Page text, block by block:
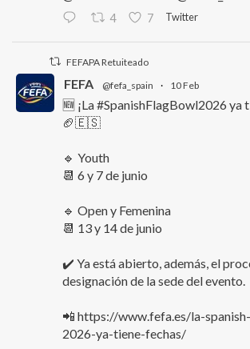
4 7 Twitter
FEFAPA Retuiteado
FEFA @fefa_spain · 10 Feb
🆕 ¡La #SpanishFlagBowl2026 ya
🏈🇪🇸
🔹 Youth
📆 6 y 7 de junio
🔹 Open y Femenina
📆 13 y 14 de junio
✔️ Ya está abierto, además, el
designación de la sede del evento.
📲 https://www.fefa.es/la-
2026-ya-tiene-fechas/